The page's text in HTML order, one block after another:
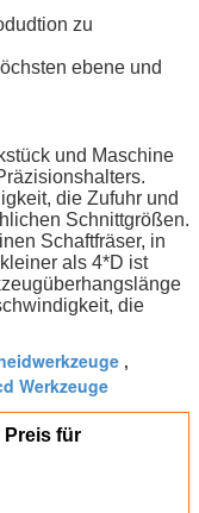
zu
ebene und
und Maschine
die Zufuhr und
Schnittgrößen.
Schaftfräser, in
als 4*D ist
die
,
Werkzeuge
Preis für